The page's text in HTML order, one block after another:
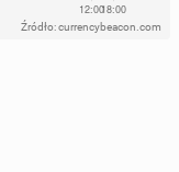
Źródło: currencybeacon.com